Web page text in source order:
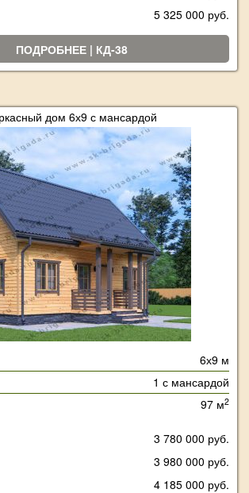
5 325 000 руб.
ПОДРОБНЕЕ | КД-38
дом 6х9 с мансардой
6х9 м
1 с мансардой
97 м2
3 780 000 руб.
3 980 000 руб.
4 185 000 руб.